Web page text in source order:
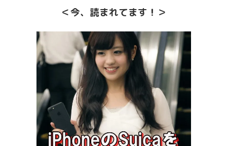
＜今、読まれてます！＞